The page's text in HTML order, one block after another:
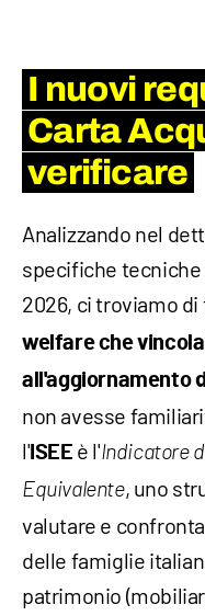
I nuovi
Carta
verificare
Analizzando nel
specifiche tecniche
2026, ci troviamo di
welfare che
all'aggiornamento
non avesse
l' ISEE è l'Indicatore
Equivalente, uno
valutare e
delle famiglie
patrimonio